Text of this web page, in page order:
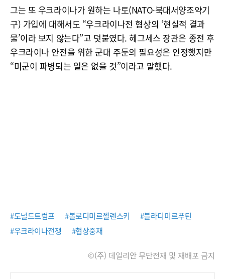
그는 또 우크라이나가 원하는 나토(NATO·북대서양조약기
구) 가입에 대해서도 “우크라이나전 협상의 ‘현실적 결과
물’이라 보지 않는다”고 덧붙였다. 헤그세스 장관은 종전 후
우크라이나 안전을 위한 군대 주둔의 필요성은 인정했지만
“미군이 파병되는 일은 없을 것”이라고 말했다.
#도널드트럼프 #볼로디미르젤렌스키
#블라디미르푸틴
#우크라이나전쟁
#협상중재
©(주) 데일리안 무단전재 및 재배포 금지